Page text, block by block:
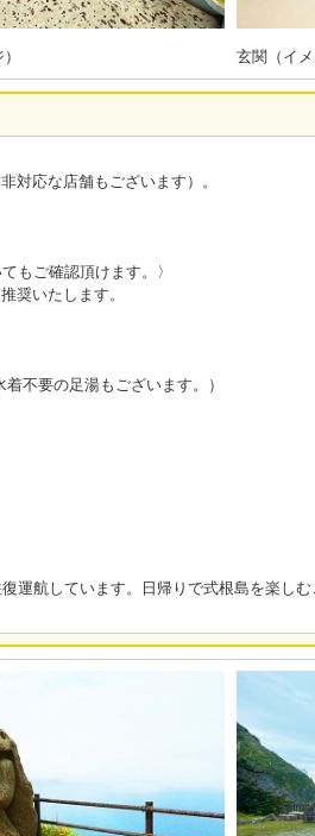
玄関（イ
対応な店舗もございます）。
もご確認頂けます。〉
奨いたします。
不要の足湯もございます。）
運航しています。日帰りで式根島を楽し